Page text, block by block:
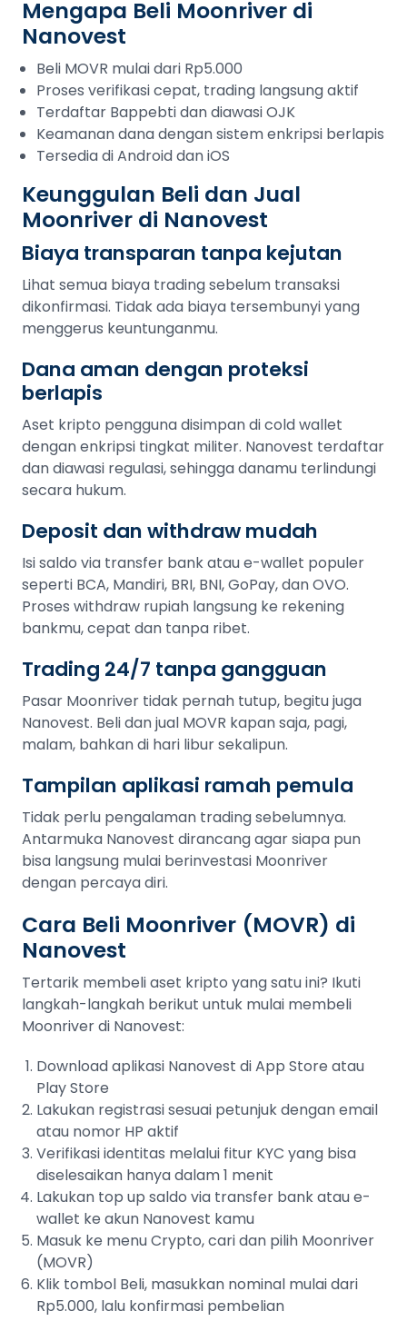
Mengapa Beli Moonriver di
Nanovest
Beli MOVR mulai dari Rp5.000
Proses verifikasi cepat, trading langsung aktif
Terdaftar Bappebti dan diawasi OJK
Keamanan dana dengan sistem enkripsi berlapis
Tersedia di Android dan iOS
Keunggulan Beli dan Jual
Moonriver di Nanovest
Biaya transparan tanpa kejutan
Lihat semua biaya trading sebelum transaksi
dikonfirmasi. Tidak ada biaya tersembunyi yang
menggerus keuntunganmu.
Dana aman dengan proteksi
berlapis
Aset kripto pengguna disimpan di cold wallet
dengan enkripsi tingkat militer. Nanovest terdaftar
dan diawasi regulasi, sehingga danamu terlindungi
secara hukum.
Deposit dan withdraw mudah
Isi saldo via transfer bank atau e-wallet populer
seperti BCA, Mandiri, BRI, BNI, GoPay, dan OVO.
Proses withdraw rupiah langsung ke rekening
bankmu, cepat dan tanpa ribet.
Trading 24/7 tanpa gangguan
Pasar Moonriver tidak pernah tutup, begitu juga
Nanovest. Beli dan jual MOVR kapan saja, pagi,
malam, bahkan di hari libur sekalipun.
Tampilan aplikasi ramah pemula
Tidak perlu pengalaman trading sebelumnya.
Antarmuka Nanovest dirancang agar siapa pun
bisa langsung mulai berinvestasi Moonriver
dengan percaya diri.
Cara Beli Moonriver (MOVR) di
Nanovest
Tertarik membeli aset kripto yang satu ini? Ikuti
langkah-langkah berikut untuk mulai membeli
Moonriver di Nanovest:
Download aplikasi Nanovest di App Store atau
Play Store
Lakukan registrasi sesuai petunjuk dengan email
atau nomor HP aktif
Verifikasi identitas melalui fitur KYC yang bisa
diselesaikan hanya dalam 1 menit
Lakukan top up saldo via transfer bank atau e-
wallet ke akun Nanovest kamu
Masuk ke menu Crypto, cari dan pilih Moonriver
(MOVR)
Klik tombol Beli, masukkan nominal mulai dari
Rp5.000, lalu konfirmasi pembelian